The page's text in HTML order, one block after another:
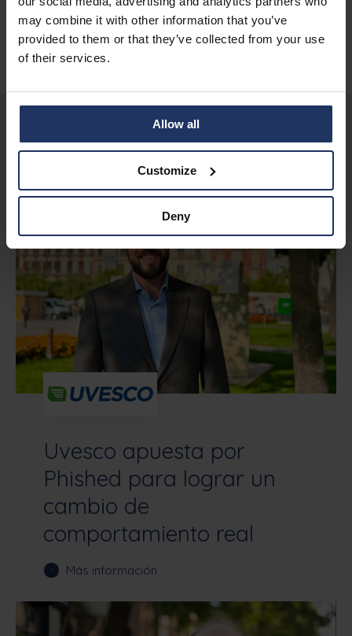
may combine it with other information that you’ve
provided to them or that they’ve collected from your use
of their services.
Allow all
Customize
Deny
COMPARTIR
Más historias
Uvesco apuesta por
Phished para lograr un
cambio de
comportamiento real
Más información